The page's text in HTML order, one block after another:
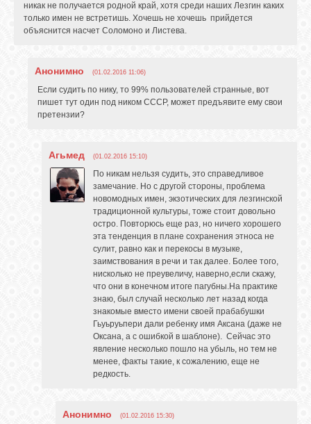
никак не получается родной край, хотя среди наших Лезгин каких
только имен не встретишь. Хочешь не хочешь прийдется
объяснится насчет Соломоно и Листева.
Анонимно (01.02.2016 11:06)
Если судить по нику, то 99% пользователей странные, вот
пишет тут один под ником СССР, может предъявите ему свои
претензии?
Агьмед (01.02.2016 15:10)
По никам нельзя судить, это справедливое
замечание. Но с другой стороны, проблема
новомодных имен, экзотических для лезгинской
традиционной культуры, тоже стоит довольно
остро. Повторюсь еще раз, но ничего хорошего
эта тенденция в плане сохранения этноса не
сулит, равно как и перекосы в музыке,
заимствования в речи и так далее. Более того,
нисколько не преувеличу, наверно,если скажу,
что они в конечном итоге пагубны.На практике
знаю, был случай несколько лет назад когда
знакомые вместо имени своей прабабушки
Гьуьруьпери дали ребенку имя Аксана (даже не
Оксана, а с ошибкой в шаблоне). Сейчас это
явление несколько пошло на убыль, но тем не
менее, факты такие, к сожалению, еще не
редкость.
Анонимно (01.02.2016 15:30)